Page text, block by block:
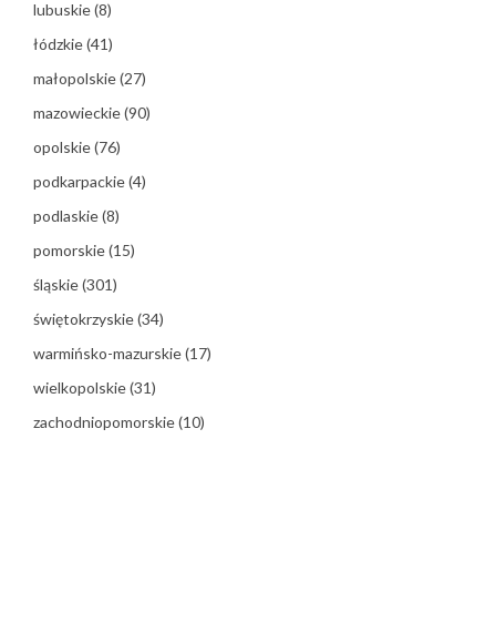
lubuskie(8)
łódzkie(41)
małopolskie(27)
mazowieckie(90)
opolskie(76)
podkarpackie(4)
podlaskie(8)
pomorskie(15)
śląskie(301)
świętokrzyskie(34)
warmińsko-mazurskie(17)
wielkopolskie(31)
zachodniopomorskie(10)